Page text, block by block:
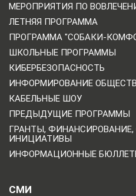
МЕРОПРИЯТИЯ ПО
ЛЕТНЯЯ ПРОГРАММА
ПРОГРАММА "СОБАКИ-
ШКОЛЬНЫЕ ПРОГРАММЫ
КИБЕРБЕЗОПАСНОСТЬ
ИНФОРМИРОВАНИЕ
КАБЕЛЬНЫЕ ШОУ
ПРЕДЫДУЩИЕ ПРОГРАММЫ
ГРАНТЫ, ФИНАНСИРОВАНИЕ,
ИНИЦИАТИВЫ
ИНФОРМАЦИОННЫЕ
СМИ